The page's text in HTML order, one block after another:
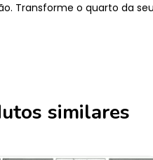
Transforme o quarto da
similares